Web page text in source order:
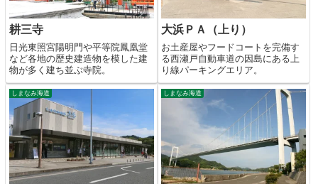
耕三寺
日光東照宮陽明門や平等院鳳凰堂
など各地の歴史建造物を模した建
物が多く建ち並ぶ寺院。
大浜ＰＡ（上り）
お土産屋やフードコートを完備す
る西瀬戸自動車道の因島にある上
り線パーキングエリア。
しまなみ海道 しまなみ海道